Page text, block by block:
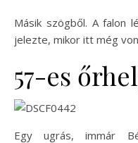
Másik szögből. A falon
jelezte, mikor itt még
57-es
Egy ugrás, immár